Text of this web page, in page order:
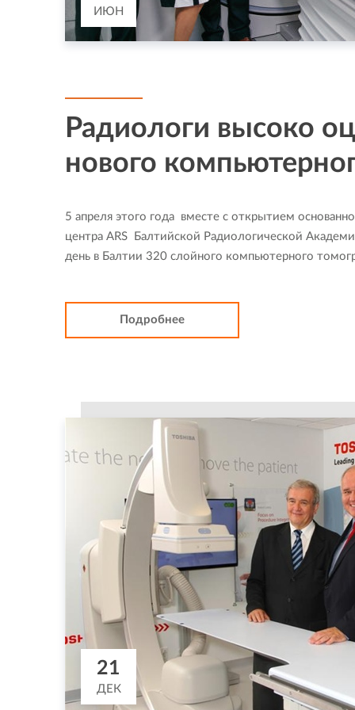
ИЮН
Радиологи высоко
нового
5 апреля этого года вместе с открытием
центра АRS Балтийской Радиологической
день в Балтии 320 слойного компьютерного
Подробнее
21
ДЕК